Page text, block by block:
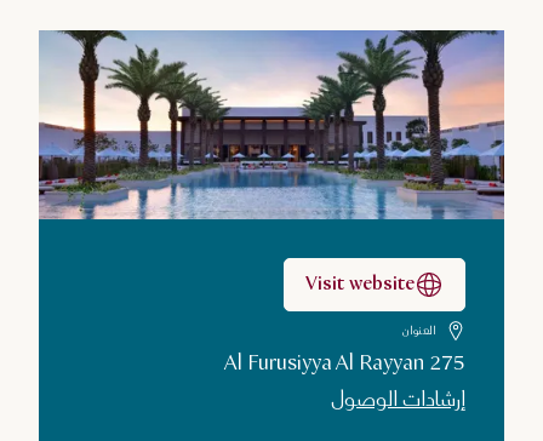
Visit website
العنوان
275 Al Furusiyya Al Rayyan
إرشادات الوصول